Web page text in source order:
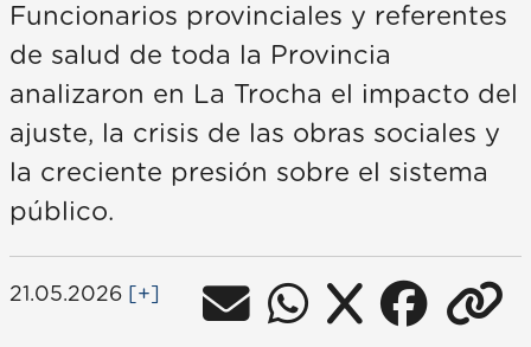
Funcionarios provinciales y referentes
de salud de toda la Provincia
analizaron en La Trocha el impacto del
ajuste, la crisis de las obras sociales y
la creciente presión sobre el sistema
público.
21.05.2026 [+]